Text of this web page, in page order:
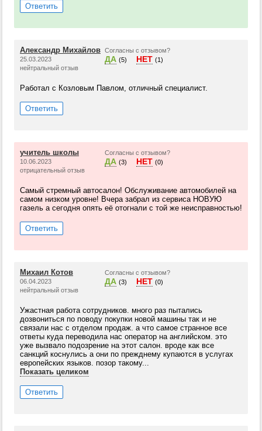
Ответить
Александр Михайлов
25.03.2023
нейтральный отзыв
Согласны с отзывом?
ДА (5) НЕТ (1)
Работал с Козловым Павлом, отличный специалист.
Ответить
учитель школы
10.06.2023
отрицательный отзыв
Согласны с отзывом?
ДА (3) НЕТ (0)
Самый стремный автосалон! Обслуживание автомобилей на
самом низком уровне! Вчера забрал из сервиса НОВУЮ
газель а сегодня опять её отогнали с той же неисправностью!
Ответить
Михаил Котов
06.04.2023
нейтральный отзыв
Согласны с отзывом?
ДА (3) НЕТ (0)
Ужастная работа сотрудников. много раз пытались
дозвониться по поводу покупки новой машины так и не
связали нас с отделом продаж. а что самое странное все
ответы куда переводила нас оператор на английском. это
уже вызвало подозрение на этот салон. вроде как все
санкций коснулись а они по прежднему купаются в услугах
европейских языков. позор такому...
Показать целиком
Ответить